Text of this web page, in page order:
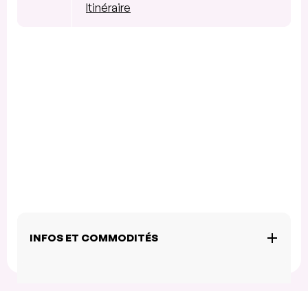
Itinéraire
INFOS ET COMMODITÉS